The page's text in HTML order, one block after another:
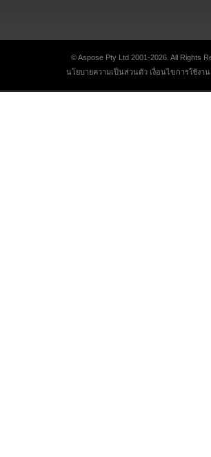
© Aspose Pty Ltd 2001-2026. All Rights
นโยบายความเป็นส่วนตัว เงื่อนไขการใช้งาน